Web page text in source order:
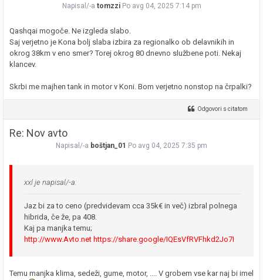
Napisal/-a tomzzi Po avg 04, 2025 7:14 pm
Qashqai mogoče. Ne izgleda slabo.
Saj verjetno je Kona bolj slaba izbira za regionalko ob delavnikih in
okrog 38km v eno smer? Torej okrog 80 dnevno službene poti. Nekaj
klancev.
Skrbi me majhen tank in motor v Koni. Bom verjetno nonstop na črpalki?
Odgovori s citatom
Re: Nov avto
Napisal/-a boštjan_01 Po avg 04, 2025 7:35 pm
xxl je napisal/-a:
Jaz bi za to ceno (predvidevam cca 35k€ in več) izbral polnega
hibrida, če že, pa 408.
Kaj pa manjka temu;
http://www.Avto.net https://share.google/IQEsVfRVFhkd2Jo7I
Temu manjka klima, sedeži, gume, motor, .... V grobem vse kar naj bi imel